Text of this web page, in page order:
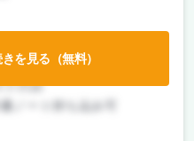
トのみ
のみ
ノート持ち込み可
を見る（無料）